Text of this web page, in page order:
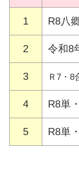
1 R8八
2 令和8
3 Ｒ7・
4 R8単
5 R8単